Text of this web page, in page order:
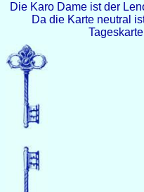
Die Karo Dame ist der
Da die Karte neutral